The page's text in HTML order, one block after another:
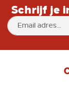
Schrijf je
Abonneer
u
onze